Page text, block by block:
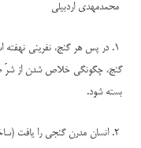
محمدمهدی اردبیلی
۱. در پس هر گنج، نفرینی نهفته
گنج، چگونگی خلاص شدن از شرّ
بسته شود.
۲. انسان مدرن گنجی را یافت